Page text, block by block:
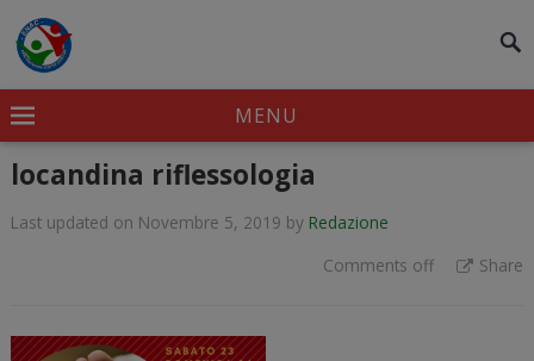
MENU
locandina riflessologia
Last updated on Novembre 5, 2019 by Redazione
Comments off
Share